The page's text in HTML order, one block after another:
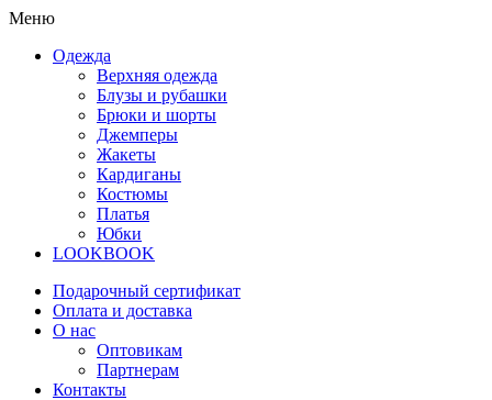
Меню
Одежда
Верхняя одежда
Блузы и рубашки
Брюки и шорты
Джемперы
Жакеты
Кардиганы
Костюмы
Платья
Юбки
LOOKBOOK
Подарочный сертификат
Оплата и доставка
О нас
Оптовикам
Партнерам
Контакты